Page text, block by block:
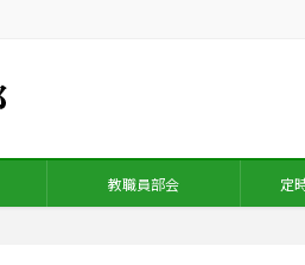
教職員部会 定